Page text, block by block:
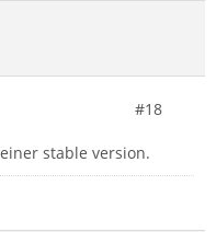
#18
stable version.